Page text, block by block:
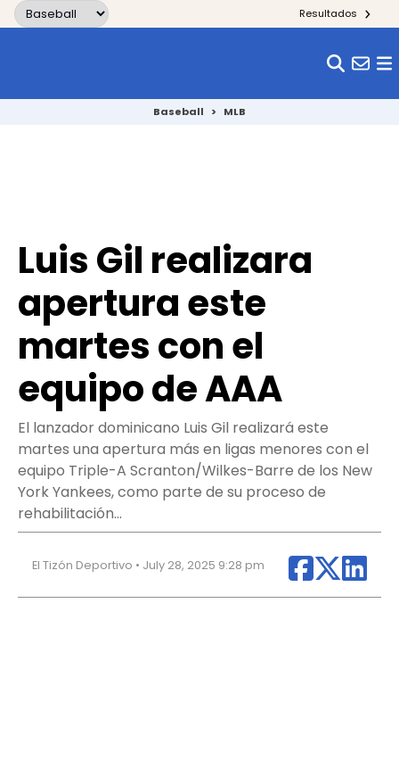
Skip to content Resultados
Baseball > MLB
Luis Gil realizara
apertura este
martes con el
equipo de AAA
El lanzador dominicano Luis Gil realizará este
martes una apertura más en ligas menores con el
equipo Triple-A Scranton/Wilkes-Barre de los New
York Yankees, como parte de su proceso de
rehabilitación…
El Tizón Deportivo • July 28, 2025 9:28 pm